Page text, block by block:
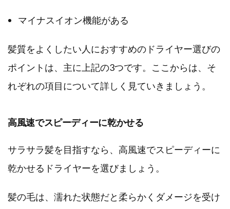
マイナスイオン機能がある
髪質をよくしたい人におすすめのドライヤー選びの
ポイントは、主に上記の3つです。ここからは、そ
れぞれの項目について詳しく見ていきましょう。
高風速でスピーディーに乾かせる
サラサラ髪を目指すなら、高風速でスピーディーに
乾かせるドライヤーを選びましょう。
髪の毛は、濡れた状態だと柔らかくダメージを受け